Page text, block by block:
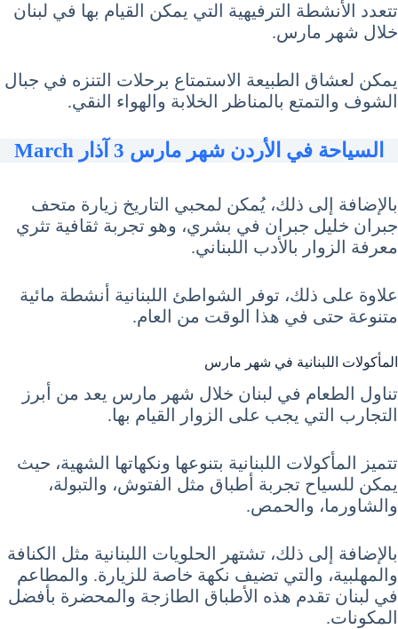
تتعدد الأنشطة الترفيهية التي يمكن القيام بها في لبنان
خلال شهر مارس.
يمكن لعشاق الطبيعة الاستمتاع برحلات التنزه في جبال
الشوف والتمتع بالمناظر الخلابة والهواء النقي.
السياحة في الأردن شهر مارس 3 آذار March
بالإضافة إلى ذلك، يُمكن لمحبي التاريخ زيارة متحف
جبران خليل جبران في بشري، وهو تجربة ثقافية تثري
معرفة الزوار بالأدب اللبناني.
علاوة على ذلك، توفر الشواطئ اللبنانية أنشطة مائية
متنوعة حتى في هذا الوقت من العام.
المأكولات اللبنانية في شهر مارس
تناول الطعام في لبنان خلال شهر مارس يعد من أبرز
التجارب التي يجب على الزوار القيام بها.
تتميز المأكولات اللبنانية بتنوعها ونكهاتها الشهية، حيث
يمكن للسياح تجربة أطباق مثل الفتوش، والتبولة،
والشاورما، والحمص.
بالإضافة إلى ذلك، تشتهر الحلويات اللبنانية مثل الكنافة
والمهلبية، والتي تضيف نكهة خاصة للزيارة. والمطاعم
في لبنان تقدم هذه الأطباق الطازجة والمحضرة بأفضل
المكونات.